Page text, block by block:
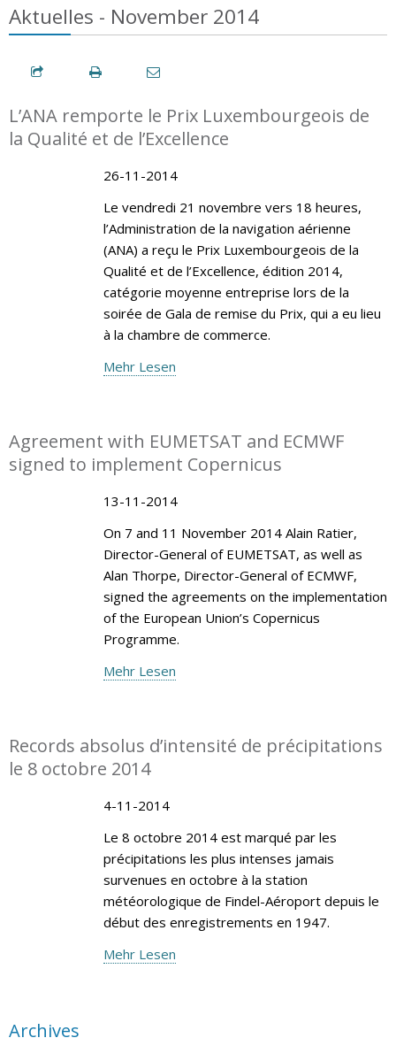
Aktuelles - November 2014
L’ANA remporte le Prix Luxembourgeois de
la Qualité et de l’Excellence
26-11-2014
Le vendredi 21 novembre vers 18 heures,
l’Administration de la navigation aérienne
(ANA) a reçu le Prix Luxembourgeois de la
Qualité et de l’Excellence, édition 2014,
catégorie moyenne entreprise lors de la
soirée de Gala de remise du Prix, qui a eu lieu
à la chambre de commerce.
Mehr Lesen
Agreement with EUMETSAT and ECMWF
signed to implement Copernicus
13-11-2014
On 7 and 11 November 2014 Alain Ratier,
Director-General of EUMETSAT, as well as
Alan Thorpe, Director-General of ECMWF,
signed the agreements on the implementation
of the European Union’s Copernicus
Programme.
Mehr Lesen
Records absolus d’intensité de précipitations
le 8 octobre 2014
4-11-2014
Le 8 octobre 2014 est marqué par les
précipitations les plus intenses jamais
survenues en octobre à la station
météorologique de Findel-Aéroport depuis le
début des enregistrements en 1947.
Mehr Lesen
Archives